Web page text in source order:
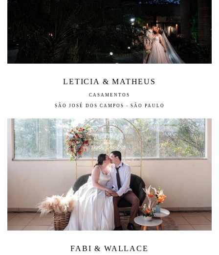
LETICIA & MATHEUS
CASAMENTOS
SÃO JOSÉ DOS CAMPOS - SÃO PAULO
FABI & WALLACE